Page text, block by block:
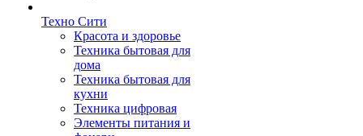
Техно Сити
Красота и здоровье
Техника бытовая для
дома
Техника бытовая для
кухни
Техника цифровая
Элементы питания и